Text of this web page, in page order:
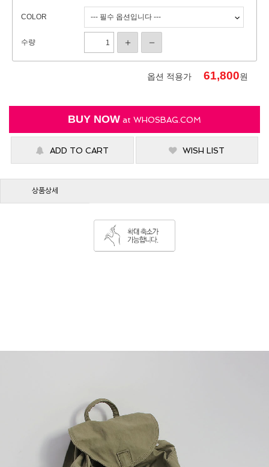
COLOR
수량
옵션 적용가 61,800원
BUY NOW at WHOSBAG.COM
ADD TO CART WISH LIST
상품상세